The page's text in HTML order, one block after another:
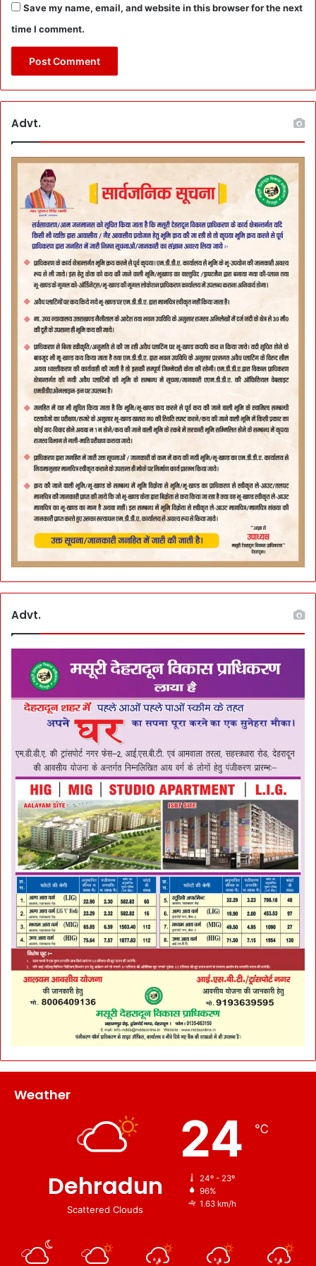
Save my name, email, and website in this browser for the next
time I comment.
Advt.
Advt.
Weather
Dehradun
Scattered Clouds
24 ℃
24º - 23º
96%
1.63 km/h